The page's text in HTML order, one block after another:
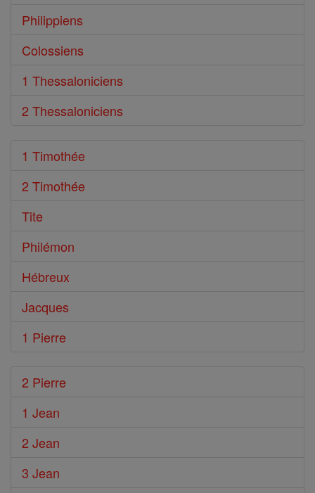
Philippiens
Colossiens
1 Thessaloniciens
2 Thessaloniciens
1 Timothée
2 Timothée
Tite
Philémon
Hébreux
Jacques
1 Pierre
2 Pierre
1 Jean
2 Jean
3 Jean